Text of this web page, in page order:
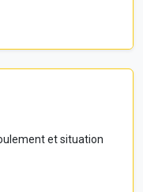
et situation